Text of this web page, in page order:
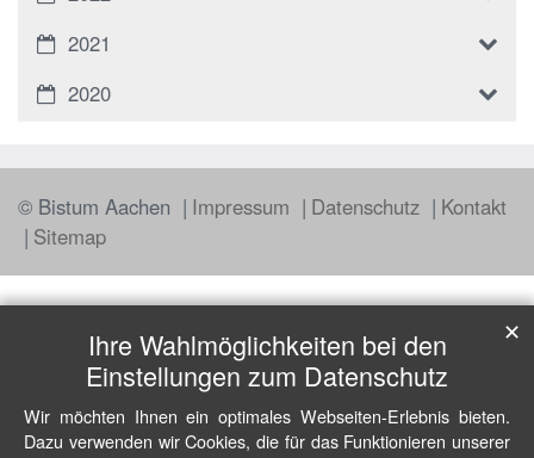
2021
2020
© Bistum Aachen Impressum Datenschutz
Kontakt
Sitemap
Ihre Wahlmöglichkeiten bei den
Einstellungen zum Datenschutz
Wir möchten Ihnen ein optimales Webseiten-Erlebnis bieten.
Dazu verwenden wir Cookies, die für das Funktionieren unserer
✕